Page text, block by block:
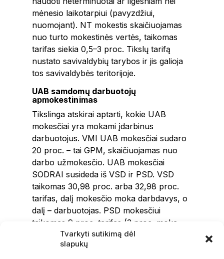
Tvarkyti sutikimą dėl
slapukų
mėnesio laikotarpiui (pavyzdžiui,
nuomojant). NT mokestis skaičiuojamas
nuo turto mokestinės vertės, taikomas
tarifas siekia 0,5–3 proc. Tikslų tarifą
nustato savivaldybių tarybos ir jis galioja
tos savivaldybės teritorijoje.
UAB samdomų darbuotojų
apmokestinimas
Tikslinga atskirai aptarti, kokie UAB
mokesčiai yra mokami įdarbinus
darbuotojus. VMI UAB mokesčiai sudaro
20 proc. – tai GPM, skaičiuojamas nuo
darbo užmokesčio. UAB mokesčiai
SODRAI susideda iš VSD ir PSD. VSD
taikomas 30,98 proc. arba 32,98 proc.
tarifas, dalį mokesčio moka darbdavys, o
dalį – darbuotojas. PSD mokesčiui
taikomas 9 proc. tarifas (3 proc. moka
darbdavys, o 6 proc. – darbuotojas).